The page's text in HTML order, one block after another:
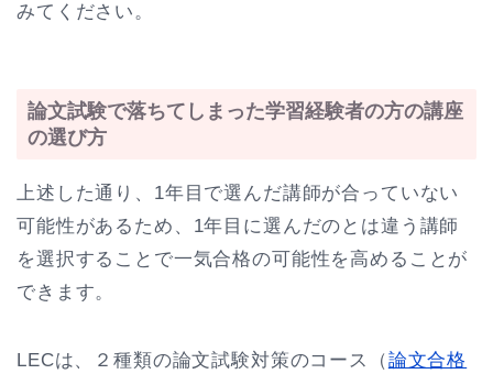
みてください。
論文試験で落ちてしまった学習経験者の方の講座
の選び方
上述した通り、1年目で選んだ講師が合っていない
可能性があるため、1年目に選んだのとは違う講師
を選択することで一気合格の可能性を高めることが
できます。
LECは、２種類の論文試験対策のコース（論文合格